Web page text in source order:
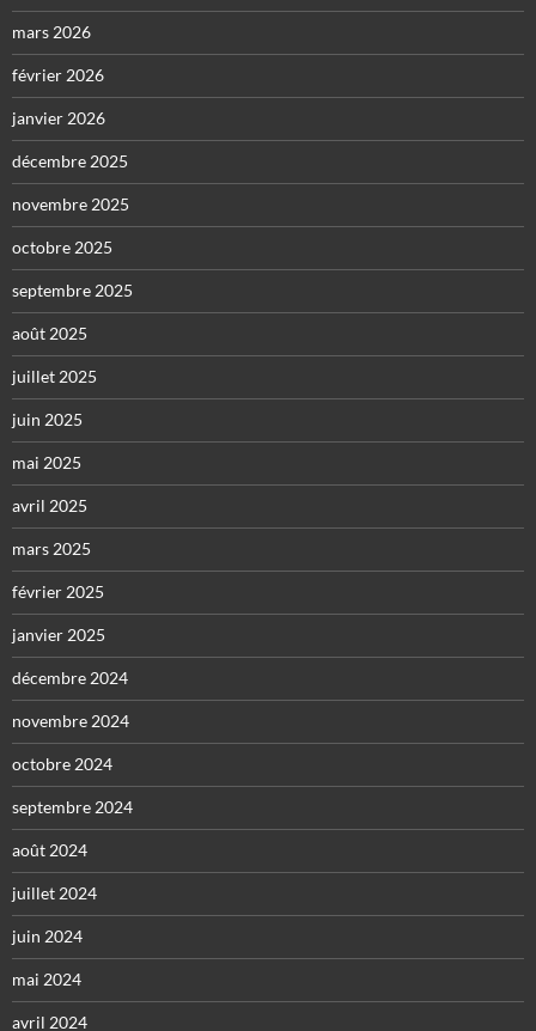
mars 2026
février 2026
janvier 2026
décembre 2025
novembre 2025
octobre 2025
septembre 2025
août 2025
juillet 2025
juin 2025
mai 2025
avril 2025
mars 2025
février 2025
janvier 2025
décembre 2024
novembre 2024
octobre 2024
septembre 2024
août 2024
juillet 2024
juin 2024
mai 2024
avril 2024